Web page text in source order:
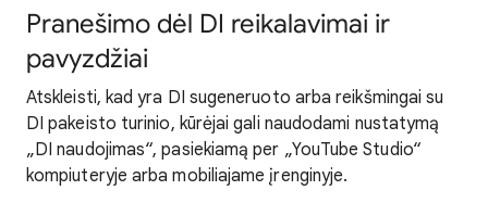
Pranešimo dėl DI reikalavimai ir
pavyzdžiai
Atskleisti, kad yra DI sugeneruoto arba reikšmingai su
DI pakeisto turinio, kūrėjai gali naudodami nustatymą
„DI naudojimas“, pasiekiamą per „YouTube Studio“
kompiuteryje arba mobiliajame įrenginyje.